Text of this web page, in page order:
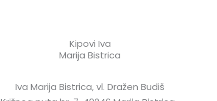
Kipovi Iva
Marija Bistrica
Iva Marija Bistrica, vl. Dražen Budiš